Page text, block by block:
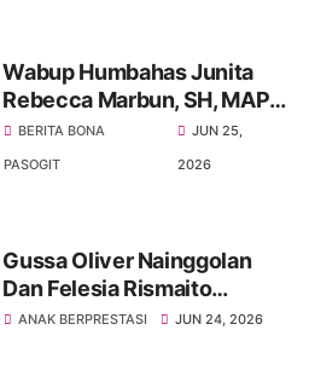
Wabup Humbahas Junita
Rebecca Marbun, SH, MAP
Layangkan Somasi Kepada
Bupati Minim Terlibat Dalam
BERITA BONA
PASOGIT
JUN 25,
2026
Gussa Oliver Nainggolan
Dan Felesia Rismaito
Munthe Harumkan Nama
ANAK BERPRESTASI JUN 24, 2026